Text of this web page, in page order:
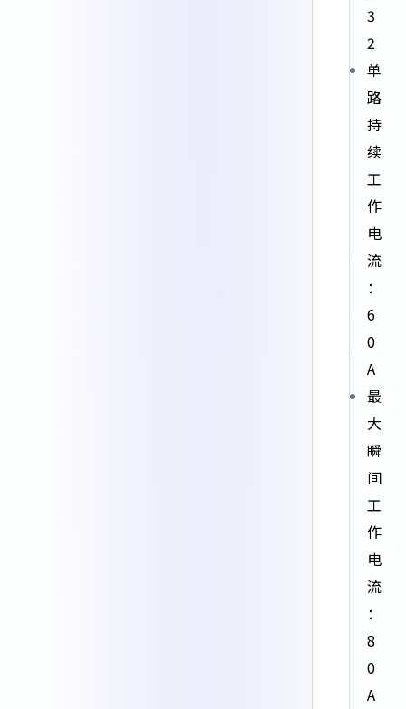
3
2
单
路
持
续
工
作
电
流
：
6
0
A
最
大
瞬
间
工
作
电
流
：
8
0
A